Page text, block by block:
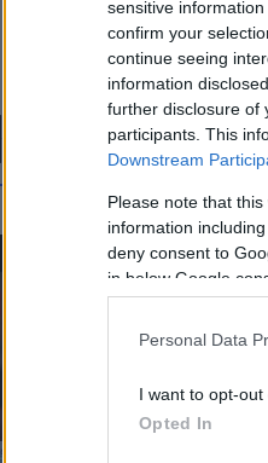
sensitive
confirm your
continue seeing
information
further disclosure of
participants. This
Downstream
Please note that
information
deny consent to
in below Google
Personal Data
I want to opt-out
Opted In